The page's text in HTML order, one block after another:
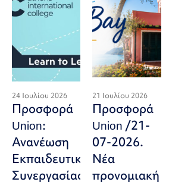
24 Ιουλίου 2026
Προσφορά
Union:
Ανανέωση
Εκπαιδευτικής
Συνεργασίας
21 Ιουλίου 2026
Προσφορά
Union /21-
07-2026.
Νέα
προνομιακή